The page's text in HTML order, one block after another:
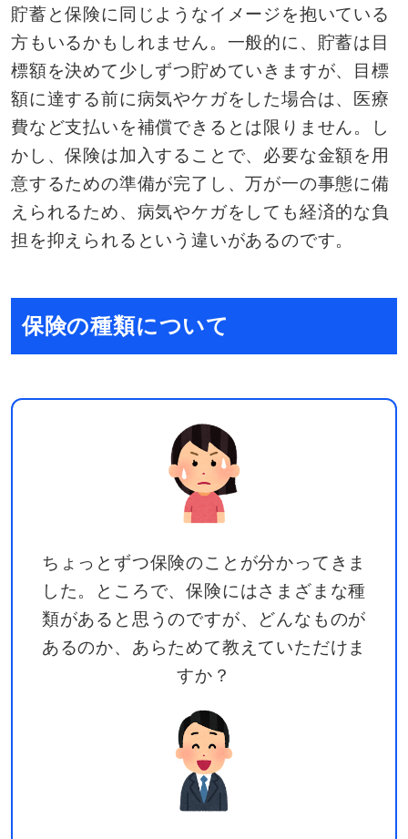
貯蓄と保険に同じようなイメージを抱いている
方もいるかもしれません。一般的に、貯蓄は目
標額を決めて少しずつ貯めていきますが、目標
額に達する前に病気やケガをした場合は、医療
費など支払いを補償できるとは限りません。し
かし、保険は加入することで、必要な金額を用
意するための準備が完了し、万が一の事態に備
えられるため、病気やケガをしても経済的な負
担を抑えられるという違いがあるのです。
保険の種類について
ちょっとずつ保険のことが分かってきま
した。ところで、保険にはさまざまな種
類があると思うのですが、どんなものが
あるのか、あらためて教えていただけま
すか？